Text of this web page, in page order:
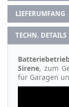
LIEFERUMFANG
TECHN. DETAILS
Sirene, zum
für Garagen